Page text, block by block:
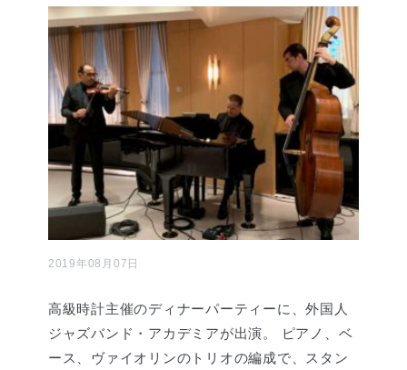
2019年08月07日
高級時計主催のディナーパーティーに、外国人
ジャズバンド・アカデミアが出演。 ピアノ、ベ
ース、ヴァイオリンのトリオの編成で、スタン